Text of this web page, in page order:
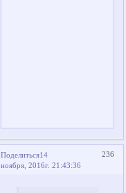
Поделиться 236
14
ноября, 2016г. 21:43:36